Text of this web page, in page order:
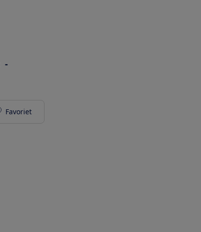
-
Tristar ST-8930 toevoegen aan je favorieten
Favoriet